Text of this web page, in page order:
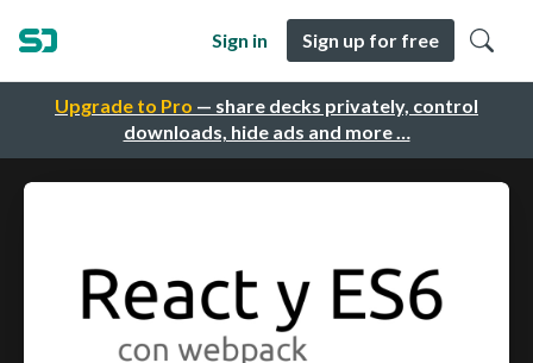
Upgrade to Pro — share decks privately, control
downloads, hide ads and more …
Sign in Sign up for free